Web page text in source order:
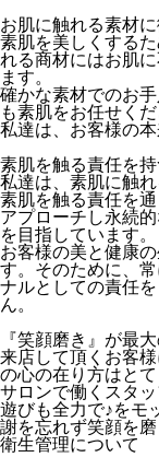
お肌に触れる素材
素肌を美しくする
れる商材にはお肌
ます。
確かな素材でのお
も素肌をお任せくだ
私達は、お客様の
素肌を触る責任を持
私達は、素肌に触れ
素肌を触る責任を
アプローチし永続
を目指しています。
お客様の美と健康
す。そのために、
ナルとしての責任
ん。
『笑顔磨き』が最
来店して頂くお客
の心の在り方はと
サロンで働くスタ
遊びも全力で♪をモ
謝を忘れず笑顔を
衛生管理について